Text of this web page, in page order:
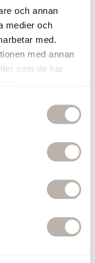
och annan
medier och
med.
med annan
som de har
och oftast
du för det